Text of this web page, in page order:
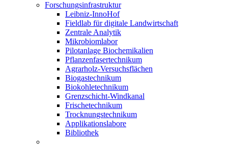
Forschungsinfrastruktur
Leibniz-InnoHof
Fieldlab für digitale Landwirtschaft
Zentrale Analytik
Mikrobiomlabor
Pilotanlage Biochemikalien
Pflanzenfasertechnikum
Agrarholz-Versuchsflächen
Biogastechnikum
Biokohletechnikum
Grenzschicht-Windkanal
Frischetechnikum
Trocknungstechnikum
Applikationslabore
Bibliothek